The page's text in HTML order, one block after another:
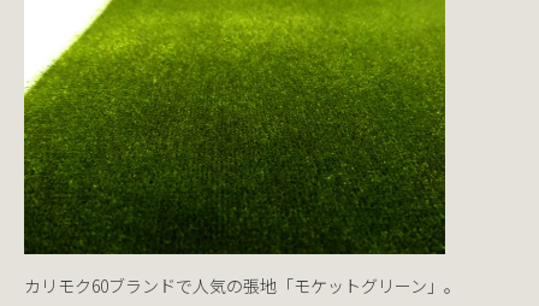
カリモク60ブランドで人気の張地「モケットグリーン」。